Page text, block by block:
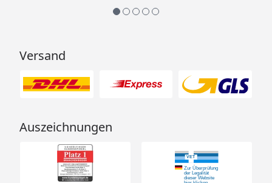
Versand
Auszeichnungen